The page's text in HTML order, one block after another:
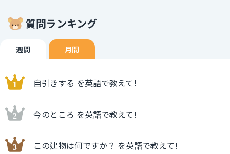
質問ランキング
週間 月間
自引きする を英語で教えて!
今のところ を英語で教えて!
この建物は何ですか？ を英語で教えて!